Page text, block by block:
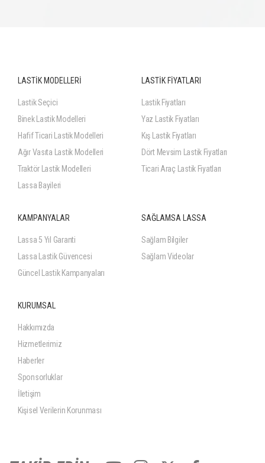
LASTİK MODELLERİ
Lastik Seçici
Binek Lastik Modelleri
Hafif Ticari Lastik Modelleri
Ağır Vasıta Lastik Modelleri
Traktör Lastik Modelleri
Lassa Bayileri
LASTİK FİYATLARI
Lastik Fiyatları
Yaz Lastik Fiyatları
Kış Lastik Fiyatları
Dört Mevsim Lastik Fiyatları
Ticari Araç Lastik Fiyatları
KAMPANYALAR
Lassa 5 Yıl Garanti
Lassa Lastik Güvencesi
Güncel Lastik Kampanyaları
SAĞLAMSA LASSA
Sağlam Bilgiler
Sağlam Videolar
KURUMSAL
Hakkımızda
Hizmetlerimiz
Haberler
Sponsorluklar
İletişim
Kişisel Verilerin Korunması